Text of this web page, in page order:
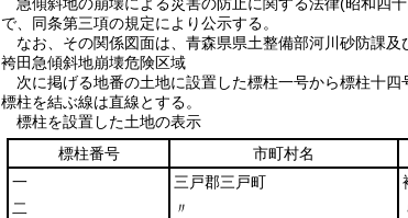
で、同条第三項の規定により公示する。
なお、その関係図面は、青森県県土整備部河川砂防課
袴田急傾斜地崩壊危険区域
次に掲げる地番の土地に設置した標柱一号から標柱十
標柱を結ぶ線は直線とする。
標柱を設置した土地の表示
標柱番号
市町村名
一
三戸郡三戸町
二
〃